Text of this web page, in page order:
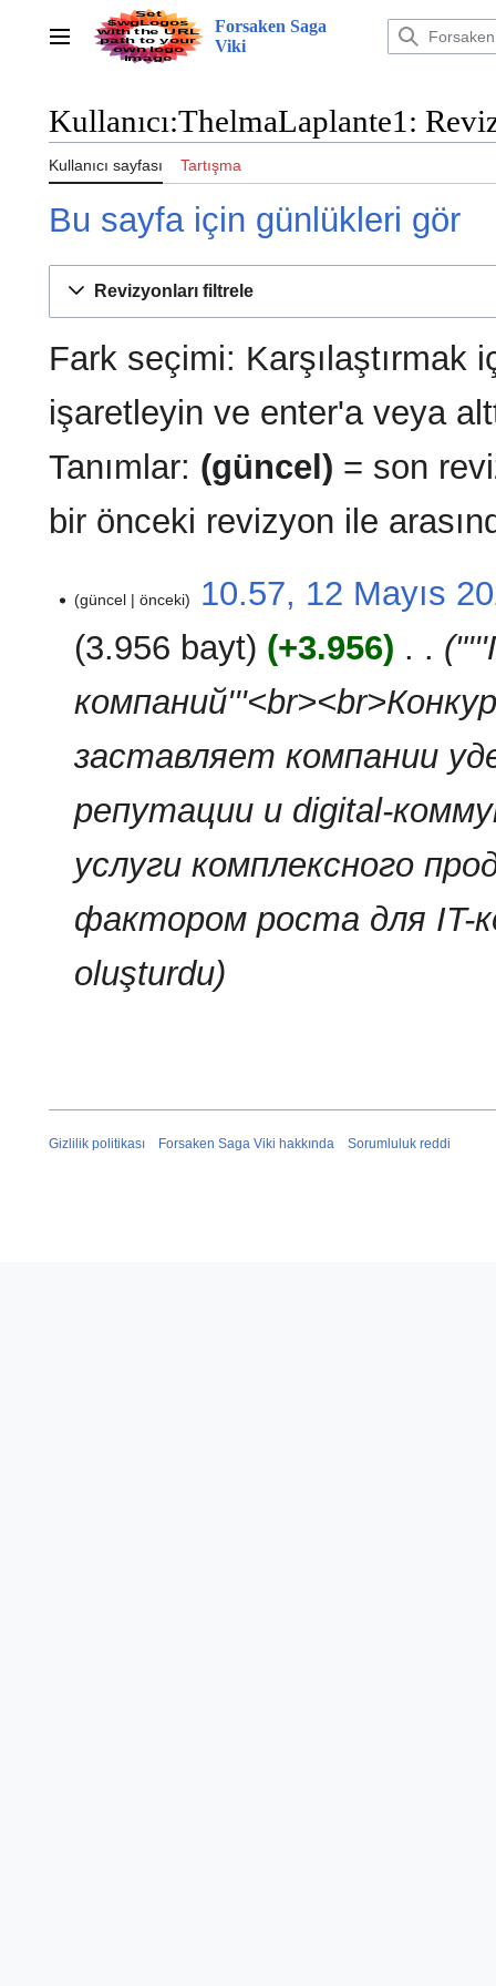
Ana menü
Forsaken Saga
Viki
Kullanıcı:ThelmaLaplante1:
Kullanıcı sayfası Tartışma
Bu sayfa için günlükleri gör
Revizyonları filtrele
Fark seçimi: Karşılaştırmak
işaretleyin ve enter'a veya
Tanımlar: (güncel) = son
bir önceki revizyon ile
Mayıs
2026
güncel önceki
10.57, 12 Mayıs
3.956 bayt
+3.956
заставляет компании
репутации и digital-
услуги комплексного
фактором роста для IT-
oluşturdu
Gizlilik politikası Forsaken Saga Viki hakkında Sorumluluk reddi